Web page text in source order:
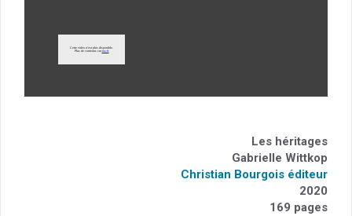
Les héritages
Gabrielle Wittkop
Christian Bourgois éditeur
2020
169 pages